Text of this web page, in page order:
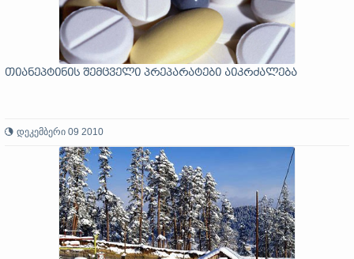
თიანეპტინის შემცველი პრეპარატები აიკრძალება
დეკემბერი 09 2010